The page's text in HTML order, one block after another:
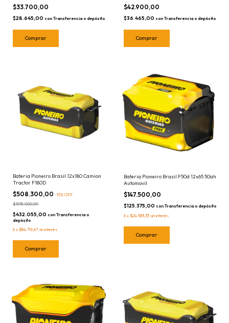
$33.700,00
$28.645,00 con Transferencia o depósito
$42.900,00
$36.465,00 con Transferencia o depósito
Bateria Pioneiro Brasil 12x180 Camion
Tractor F180D
$508.300,00 -15% OFF
$598.000,00
$432.055,00 con Transferencia o
depósito
6 x $84.716,67 sin interés
Bateria Pioneiro Brasil F50d 12x65 50ah
Automovil
$147.500,00
$125.375,00 con Transferencia o depósito
6 x $24.583,33 sin interés